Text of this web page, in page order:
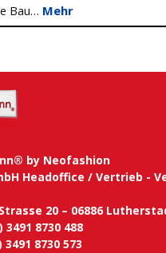
Bau… Mehr
by Neofashion
Headoffice / Vertrieb -
20 – 06886
3491 8730 488
3491 8730 573